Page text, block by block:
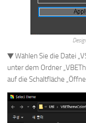
▼ Wählen Sie die Datei
unter dem Ordner
auf die Schaltfläche